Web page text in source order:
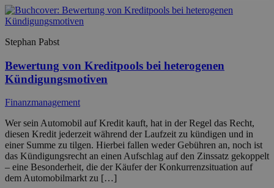
Stephan Pabst
Bewertung von Kreditpools bei heterogenen
Kündigungsmotiven
Finanzmanagement
Wer sein Automobil auf Kredit kauft, hat in der Regel das Recht,
diesen Kredit jederzeit während der Laufzeit zu kündigen und in
einer Summe zu tilgen. Hierbei fallen weder Gebühren an, noch ist
das Kündigungsrecht an einen Aufschlag auf den Zinssatz gekoppelt
– eine Besonderheit, die der Käufer der Konkurrenzsituation auf
dem Automobilmarkt zu […]